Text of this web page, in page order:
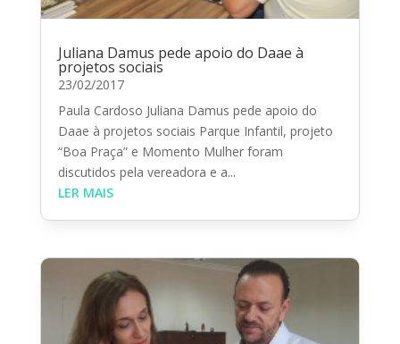
Juliana Damus pede apoio do Daae à
projetos sociais
23/02/2017
Paula Cardoso Juliana Damus pede apoio do
Daae à projetos sociais Parque Infantil, projeto
“Boa Praça” e Momento Mulher foram
discutidos pela vereadora e a...
LER MAIS